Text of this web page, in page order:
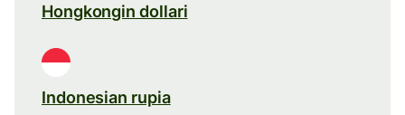
Hongkongin dollari
Indonesian rupia